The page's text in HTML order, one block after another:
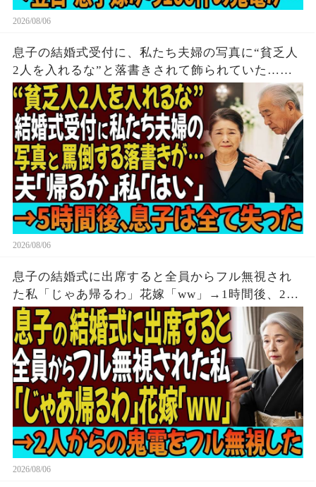
2026/08/06
息子の結婚式受付に、私たち夫婦の写真に“貧乏人
2人を入れるな”と落書きされて飾られていた…夫
「帰るか」私「はい」→無言で立ち去った5時間
後、息子は全てを失う結末を迎えた
2026/08/06
息子の結婚式に出席すると全員からフル無視され
た私「じゃあ帰るわ」花嫁「ww」→1時間後、2人
からの鬼電をフル無視した
2026/08/06